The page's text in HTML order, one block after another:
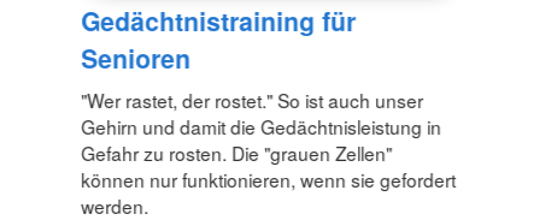
Gedächtnistraining für
Senioren
"Wer rastet, der rostet." So ist auch unser
Gehirn und damit die Gedächtnisleistung in
Gefahr zu rosten. Die "grauen Zellen"
können nur funktionieren, wenn sie gefordert
werden.